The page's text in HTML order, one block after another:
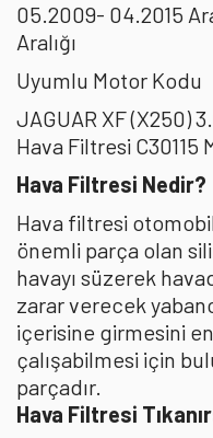
05.2009- 04.2015
Aralığı
Uyumlu Motor Kodu
JAGUAR XF (X250)
Hava Filtresi C30115
Hava Filtresi Nedir?
Hava filtresi
önemli parça olan
havayı süzerek
zarar verecek
içerisine girmesini
çalışabilmesi için
parçadır.
Hava Filtresi